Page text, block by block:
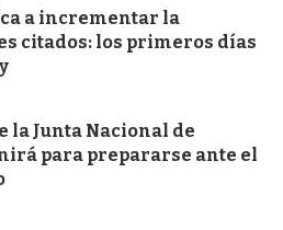
a incrementar la
citados: los primeros días
la Junta Nacional de
para prepararse ante el